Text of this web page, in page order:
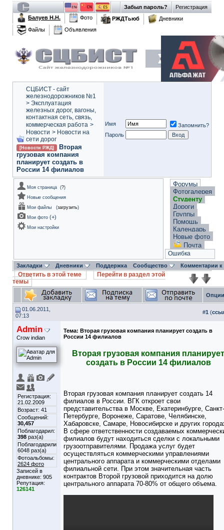
Регистрация
Забыл пароль?
Балуев Н.Н.
Фото РЖДТьюб
Дневники
Файлы
Объявления
СЦБИСТ - сайт
железнодорожников №1
> Эксплуатация
железных дорог, вагоны,
контактная сеть, связь,
коммерческая работа >
Новости > Новости на
сети дорог
[Новости РЖД]
Вторая
грузовая компания
планирует создать в
России 14 филиалов
Имя
Запомнить?
Пароль
Моя страница (?)
Новые сообщения
Мои файлы
(загрузить)
Мои фото (+)
Мои настройки
Форумы
Фотогалерея
Студенту
Дороги
Группы
Помощь
Календарь
Новые фото
Почта
Ошибка
Закладки Дневники Поддержка Сообщество Комментарии
Ответить в этой теме
Перейти в раздел этой
темы
01.06.2011,
07:13
#1 (
Admin
Crow indian
Регистрация:
21.02.2009
Возраст: 41
Сообщений:
30,457
Поблагодарил:
398 раз(а)
Поблагодарили
6048 раз(а)
Фотоальбомы:
2624 фото
Записей в
дневнике: 905
Репутация:
126141
Тема: Вторая грузовая компания планирует создать в
России 14 филиалов
Вторая грузовая компания планирует
создать в России 14 филиалов
Вторая грузовая компания планирует создать 14
филиалов в России. ВГК откроет свои
представительства в Москве, Екатеринбурге, Санкт-
Петербурге, Воронеже, Саратове, Челябинске,
Хабаровске, Самаре, Новосибирске и других
В сфере ответственности создаваемых
филиалов будут находиться сделки с локальными
грузоотправителями. Продажа услуг будет
осуществляться коммерческими управлениями
центрального аппарата и коммерческими отделами
филиальной сети. При этом значительная часть
контрактов Второй грузовой приходится на долю
центрального аппарата 70-80% от общего объема.